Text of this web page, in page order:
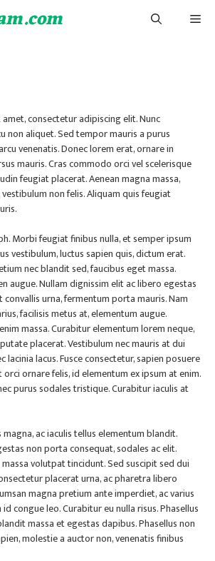
consectetur adipiscing elit. Nunc
non aliquet. Sed tempor mauris a purus
venenatis. Donec lorem erat, ornare in
mauris. Cras commodo orci vel scelerisque
feugiat placerat. Aenean magna massa,
non felis. Aliquam quis feugiat
Morbi feugiat finibus nulla, et semper ipsum
vestibulum, luctus sapien quis, dictum erat.
nec blandit sed, faucibus eget massa.
augue. Nullam dignissim elit ac libero egestas
convallis urna, fermentum porta mauris. Nam
facilisis metus at, elementum augue.
massa. Curabitur elementum lorem neque,
placerat. Vestibulum nec mauris at dui
lacinia lacus. Fusce consectetur, sapien posuere
ornare felis, id elementum ex ipsum at enim.
purus sodales tristique. Curabitur iaculis at
ac iaculis tellus elementum blandit.
non porta consequat, sodales ac elit.
volutpat tincidunt. Sed suscipit sed dui
placerat urna, ac pharetra libero
magna pretium ante imperdiet, ac varius
congue leo. Curabitur eu nulla risus. Phasellus
massa et egestas dapibus. Phasellus non
molestie a auctor non, venenatis finibus